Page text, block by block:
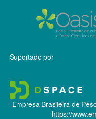
Suportado por
Empresa Brasileira de
https://